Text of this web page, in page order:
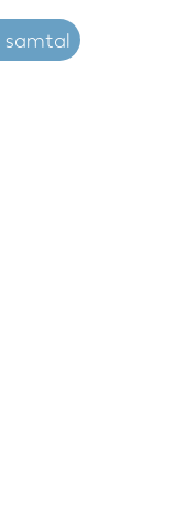
samtal